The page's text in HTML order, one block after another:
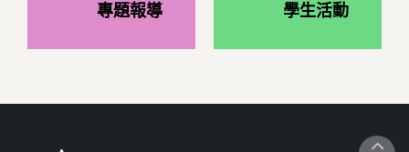
專題報導 學生活動